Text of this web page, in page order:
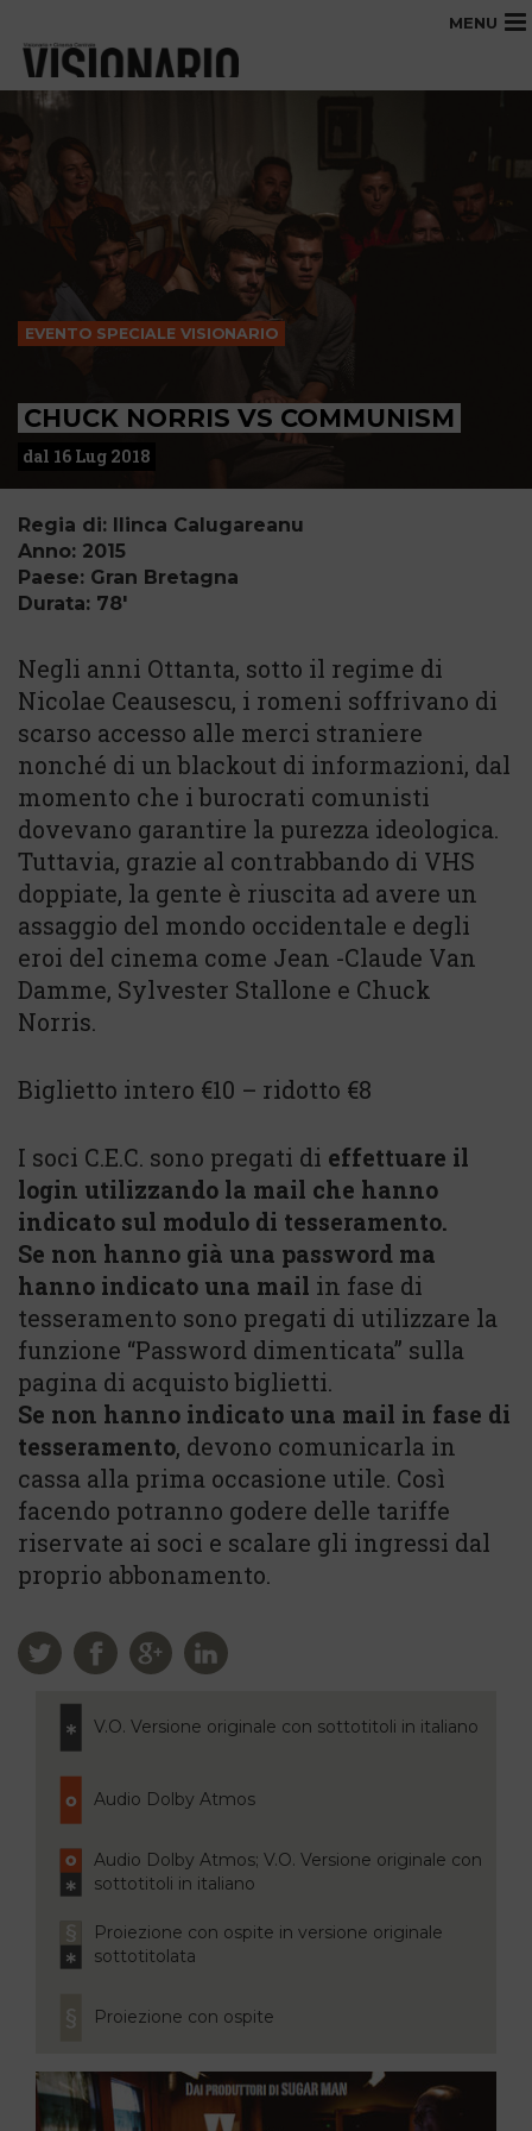
MENU
EVENTO SPECIALE VISIONARIO
CHUCK NORRIS VS COMMUNISM
dal 16 Lug 2018
Regia di: Ilinca Calugareanu
Anno: 2015
Paese: Gran Bretagna
Durata: 78'
Negli anni Ottanta, sotto il regime di
Nicolae Ceausescu, i romeni soffrivano di
scarso accesso alle merci straniere
nonché di un blackout di informazioni, dal
momento che i burocrati comunisti
dovevano garantire la purezza ideologica.
Tuttavia, grazie al contrabbando di VHS
doppiate, la gente è riuscita ad avere un
assaggio del mondo occidentale e degli
eroi del cinema come Jean -Claude Van
Damme, Sylvester Stallone e Chuck
Norris.
Biglietto intero €10 – ridotto €8
I soci C.E.C. sono pregati di effettuare il
login utilizzando la mail che hanno
indicato sul modulo di tesseramento.
Se non hanno già una password ma
hanno indicato una mail in fase di
tesseramento sono pregati di utilizzare la
funzione “Password dimenticata” sulla
pagina di acquisto biglietti.
Se non hanno indicato una mail in fase di
tesseramento, devono comunicarla in
cassa alla prima occasione utile. Così
facendo potranno godere delle tariffe
riservate ai soci e scalare gli ingressi dal
proprio abbonamento.
V.O. Versione originale con sottotitoli in italiano
Audio Dolby Atmos
Audio Dolby Atmos; V.O. Versione originale con
sottotitoli in italiano
Proiezione con ospite in versione originale
sottotitolata
Proiezione con ospite